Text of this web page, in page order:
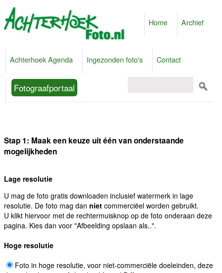
Home Archief
Achterhoek Agenda Ingezonden foto's Contact
Fotograafportaal
Stap 1: Maak een keuze uit één van onderstaande
mogelijkheden
Lage resolutie
U mag de foto gratis downloaden inclusief watermerk in lage
resolutie. De foto mag dan niet commerciëel worden gebruikt.
U klikt hiervoor met de rechtermuisknop op de foto onderaan deze
pagina. Kies dan voor "Afbeelding opslaan als..".
Hoge resolutie
Foto in hoge resolutie, voor niet-commerciële doeleinden, deze